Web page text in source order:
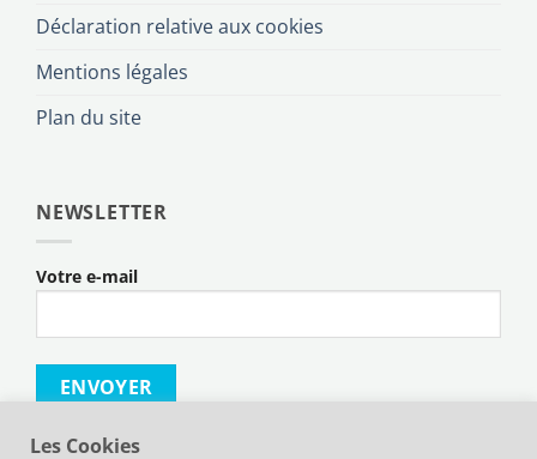
Déclaration relative aux cookies
Mentions légales
Plan du site
NEWSLETTER
Votre e-mail
Les Cookies